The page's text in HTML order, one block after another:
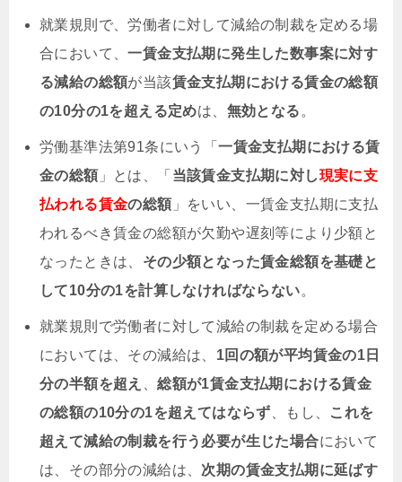
就業規則で、労働者に対して減給の制裁を定める場
合において、一賃金支払期に発生した数事案に対す
る減給の総額が当該賃金支払期における賃金の総額
の10分の1を超える定めは、 無効となる 。
労働基準法第91条にいう「一賃金支払期における賃
金の総額」とは、「 当該賃金支払期に対し現実に支
払われる賃金の総額」をいい、一賃金支払期に支払
われるべき賃金の総額が欠勤や遅刻等により少額と
なったときは、 その少額となった賃金総額を基礎と
して10分の1を計算しなければならない。
就業規則で労働者に対して減給の制裁を定める場合
においては、その減給は、 1回の額が平均賃金の1日
分の半額を超え
、総額が1賃金支払期における賃金
の総額の10分の1を超えてはならず 、もし、 これを
超えて減給の制裁を行う必要が生じた場合において
は、その部分の減給は、 次期の賃金支払期に延ばす